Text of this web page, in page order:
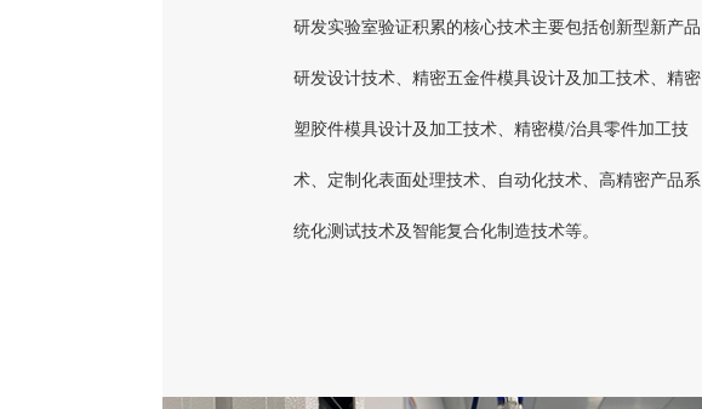
研发实验室验证积累的核心技术主要包括创新型新产品
研发设计技术、精密五金件模具设计及加工技术、精密
塑胶件模具设计及加工技术、精密模/治具零件加工技
术、定制化表面处理技术、自动化技术、高精密产品系
统化测试技术及智能复合化制造技术等。